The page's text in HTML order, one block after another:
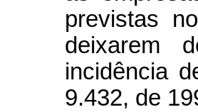
previstas
deixarem
incidência
9.432, de